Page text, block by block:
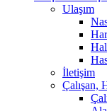
Ulaşım
İletişim
Çalışan,